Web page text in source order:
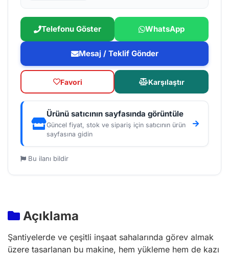
Telefonu Göster WhatsApp
Mesaj / Teklif Gönder
Favori Karşılaştır
Ürünü satıcının sayfasında görüntüle
Güncel fiyat, stok ve sipariş için satıcının ürün
sayfasına gidin
Bu ilanı bildir
Açıklama
Şantiyelerde ve çeşitli inşaat sahalarında görev almak
üzere tasarlanan bu makine, hem yükleme hem de kazı